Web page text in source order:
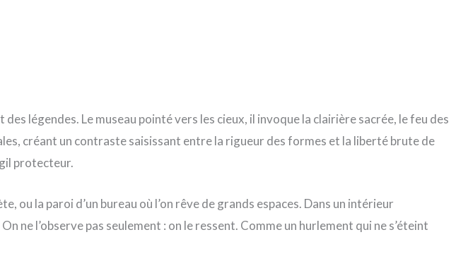
des légendes. Le museau pointé vers les cieux, il invoque la clairière sacrée, le feu des
créant un contraste saisissant entre la rigueur des formes et la liberté brute de
protecteur.
ou la paroi d’un bureau où l’on rêve de grands espaces. Dans un intérieur
ne l’observe pas seulement : on le ressent. Comme un hurlement qui ne s’éteint